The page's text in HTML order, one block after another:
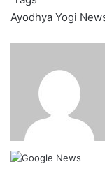
Ayodhya Yogi